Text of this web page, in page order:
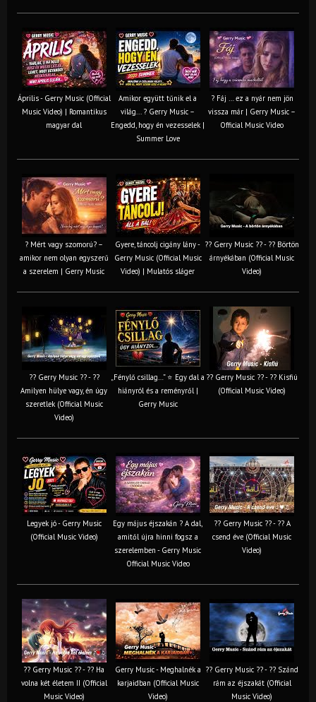
Április - Gerry Music (Official
Music Video) | Romantikus
magyar dal
Amikor együtt tűnik el a
világ... ? Gerry Music –
Engedd, hogy én vezesselek |
Summer Love
? Fáj … ez a nyár nem jön
vissza már | Gerry Music –
Official Music Video
? Mért vagy szomorú? –
amikor nem olyan egyszerű
a szerelem | Gerry Music
Gyere, táncolj cigány lány -
Gerry Music (Official Music
Video) | Mulatós sláger
?? Gerry Music ?? - ?? Börtön
árnyékában (Official Music
Video)
?? Gerry Music ?? - ??
Amilyen hülye vagy, én úgy
szeretlek (Official Music
Video)
„Fénylő csillag…” ⭐ Egy dal a
hiányról és a reményről |
Gerry Music
?? Gerry Music ?? - ?? Kisfiú
(Official Music Video)
Legyek jó - Gerry Music
(Official Music Video)
Egy május éjszakán ? A dal,
amitől újra hinni fogsz a
szerelemben - Gerry Music
Official Music Video
?? Gerry Music ?? - ?? A
csend éve (Official Music
Video)
?? Gerry Music ?? - ?? Ha
volna két életem II (Official
Music Video)
Gerry Music - Meghalnék a
karjaidban (Official Music
Video)
?? Gerry Music ?? - ?? Szánd
rám az éjszakát (Official
Music Video)